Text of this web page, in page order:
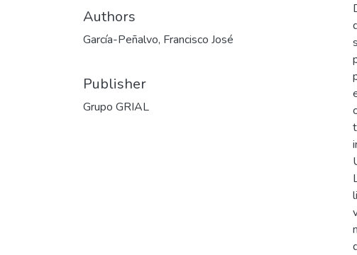
Authors
García-Peñalvo, Francisco José
Publisher
Grupo GRIAL